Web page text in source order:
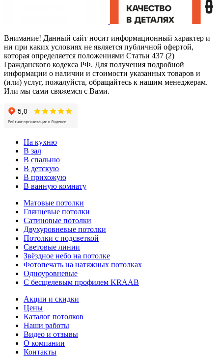
Внимание! Данный сайт носит информационный характер и
ни при каких условиях не является публичной офертой,
которая определяется положениями Статьи 437 (2)
Гражданского кодекса РФ. Для получения подробной
информации о наличии и стоимости указанных товаров и
(или) услуг, пожалуйста, обращайтесь к нашим менеджерам.
Или мы сами свяжемся с Вами.
На кухню
В зал
В спальню
В детскую
В прихожую
В ванную комнату
Матовые потолки
Глянцевые потолки
Сатиновые потолки
Двухуровневые потолки
Потолки с подсветкой
Световые линии
Звёздное небо на потолке
Фотопечать на натяжных потолках
Одноуровневые
С бесщелевым профилем KRAAB
Акции и скидки
Цены
Каталог потолков
Наши работы
Видео и отзывы
О компании
Контакты